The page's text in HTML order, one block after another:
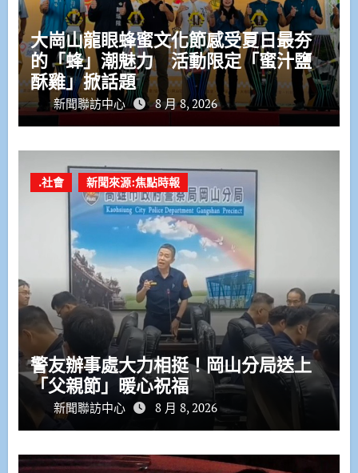
大崗山龍眼蜂蜜文化節感受夏日最夯
的「蜂」潮魅力 活動限定「蜜汁鹽
酥雞」掀話題
新聞聯訪中心 8 月 8, 2026
.社會 新聞來源:焦點時報
警友辦事處大力相挺！岡山分局送上
「父親節」暖心祝福
新聞聯訪中心 8 月 8, 2026